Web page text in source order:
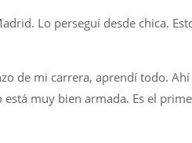
Lo perseguí desde chica.
de mi carrera, aprendí todo.
muy bien armada. Es el